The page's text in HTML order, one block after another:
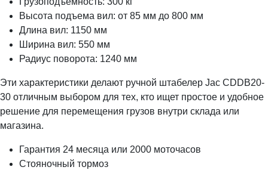
Высота подъема вил: от 85 мм до 800 мм
Длина вил: 1150 мм
Ширина вил: 550 мм
Радиус поворота: 1240 мм
Эти характеристики делают ручной штабелер Jac CDDB20-
30 отличным выбором для тех, кто ищет простое и удобное
решение для перемещения грузов внутри склада или
магазина.
Гарантия 24 месяца или 2000 моточасов
Стояночный тормоз